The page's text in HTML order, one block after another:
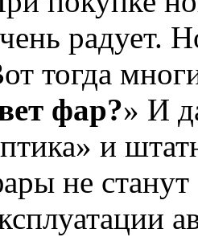
радует.
тогда
фар?» И
и
не станут